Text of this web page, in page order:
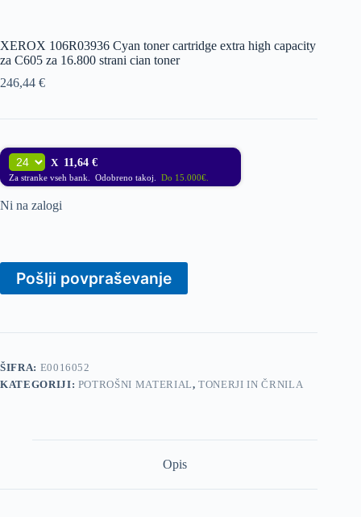
XEROX 106R03936 Cyan toner cartridge extra high capacity
za C605 za 16.800 strani cian toner
246,44 €
X 11,64 €
Za stranke vseh bank. Odobreno takoj. Do 15.000€.
Ni na zalogi
Pošlji povpraševanje
ŠIFRA: E0016052
KATEGORIJI: POTROŠNI MATERIAL,TONERJI IN ČRNILA
Opis